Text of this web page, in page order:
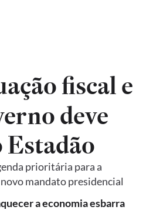
fiscal e
deve
Estadão
prioritária para a
mandato presidencial
a economia esbarra